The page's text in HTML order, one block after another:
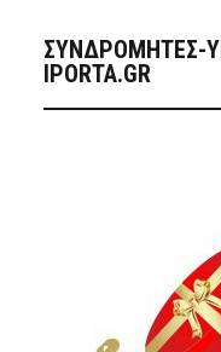
ΣΥΝΔΡΟΜΗΤΈΣ-
IPORTA.GR